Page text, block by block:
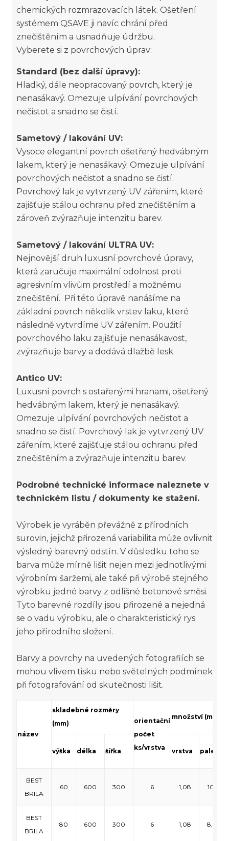
chemických rozmrazovacích látek. Ošetření
systémem QSAVE ji navíc chrání před
znečištěním a usnadňuje údržbu.
Vyberete si z povrchových úprav:
Standard (bez další úpravy):
Hladký, dále neopracovaný povrch, který je
nenasákavý. Omezuje ulpívání povrchových
nečistot a snadno se čistí.
Sametový / lakování UV:
Vysoce elegantní povrch ošetřený hedvábným
lakem, který je nenasákavý. Omezuje ulpívání
povrchových nečistot a snadno se čistí.
Povrchový lak je vytvrzený UV zářením, které
zajišťuje stálou ochranu před znečištěním a
zároveň zvýrazňuje intenzitu barev.
Sametový / lakování ULTRA UV:
Nejnovější druh luxusní povrchové úpravy,
která zaručuje maximální odolnost proti
agresivním vlivům prostředí a možnému
znečištění. Při této úpravě nanášíme na
základní povrch několik vrstev laku, které
následně vytvrdíme UV zářením. Použití
povrchového laku zajišťuje nenasákavost,
zvýrazňuje barvy a dodává dlažbě lesk.
Antico UV:
Luxusní povrch s ostařenými hranami, ošetřený
hedvábným lakem, který je nenasákavý.
Omezuje ulpívání povrchových nečistot a
snadno se čistí. Povrchový lak je vytvrzený UV
zářením, které zajišťuje stálou ochranu před
znečištěním a zvýrazňuje intenzitu barev.
Podrobné technické informace naleznete v
technickém listu / dokumenty ke stažení.
Výrobek je vyráběn převážně z přírodních
surovin, jejichž přirozená variabilita může ovlivnit
výsledný barevný odstín. V důsledku toho se
barva může mírně lišit nejen mezi jednotlivými
výrobními šaržemi, ale také při výrobě stejného
výrobku jedné barvy z odlišné betonové směsi.
Tyto barevné rozdíly jsou přirozené a nejedná
se o vadu výrobku, ale o charakteristický rys
jeho přírodního složení.
Barvy a povrchy na uvedených fotografiích se
mohou vlivem tisku nebo světelných podmínek
při fotografování od skutečnosti lišit.
název
skladebné rozměry
(mm)
orientační
počet
ks/vrstva
množství (m²)
výška délka šířka vrstva paleta
BEST
BRILA
60 600 300 6 1,08 10,8
BEST
BRILA
80 600 300 6 1,08 8,64